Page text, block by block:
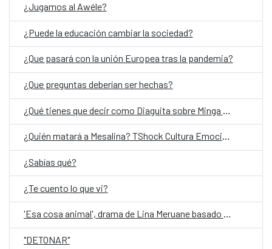
¿Jugamos al Awéle?
¿Puede la educación cambiar la sociedad?
¿Que pasará con la unión Europea tras la pandemia?
¿Que preguntas deberían ser hechas?
¿Quién matará a Mesalina? TShock Cultura Emocional- ESP (Entrada liberada)
¿Sabías qué?
¿Te cuento lo que vi?
'Esa cosa animal', drama de Lina Meruane basado en su ensayo 'Contra los hijos'
"DETONAR"